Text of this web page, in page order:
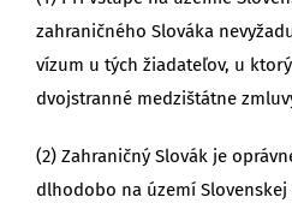
zahraničného Slováka
vízum u tých žiadateľov, u
dvojstranné medzištátne
(2) Zahraničný Slovák je
dlhodobo na území